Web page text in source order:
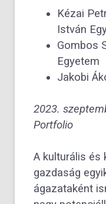
Kézai
István
Gombos
Egyetem
Jakobi
2023.
Portfolio
A kulturális és
gazdaság
ágazataként